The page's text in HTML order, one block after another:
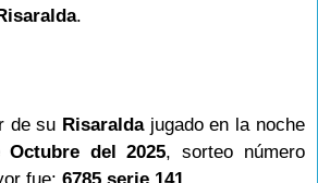
.
de su Risaraldajugado en la noche
Octubre del 2025, sorteo número